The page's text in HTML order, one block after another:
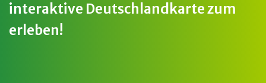
interaktive Deutschlandkarte zum
erleben!